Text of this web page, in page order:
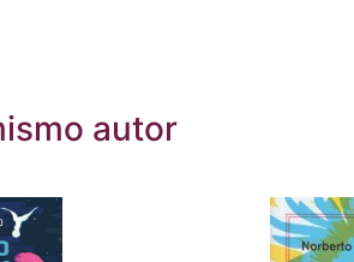
autor